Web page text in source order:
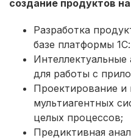
создание продуктов
Разработка
базе платформы
для работы с
Проектирование и
мультиагентных
целых процессов;
Предиктивная